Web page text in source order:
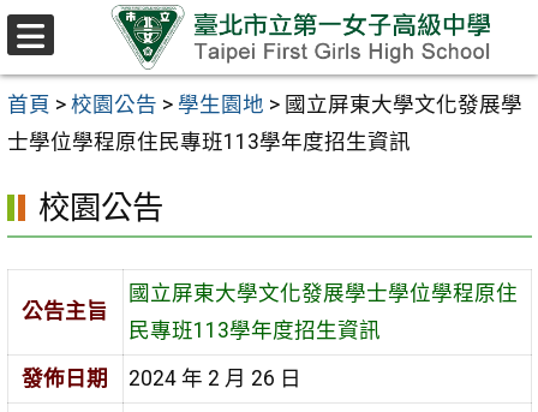
跳至主要內容區
首頁 > 校園公告 > 學生園地 > 國立屏東大學文化發展學
士學位學程原住民專班113學年度招生資訊
校園公告
公告主旨
國立屏東大學文化發展學士學位學程原住
民專班113學年度招生資訊
發佈日期
2024 年 2 月 26 日
選
單